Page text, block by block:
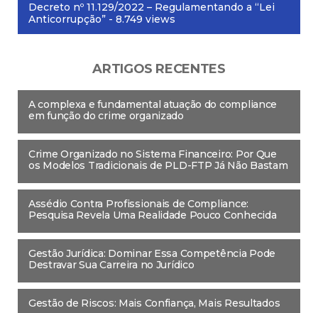
Decreto nº 11.129/2022 – Regulamentando a “Lei
Anticorrupção” - 8.749 views
ARTIGOS RECENTES
A complexa e fundamental atuação do compliance
em função do crime organizado
Crime Organizado no Sistema Financeiro: Por Que
os Modelos Tradicionais de PLD-FTP Já Não Bastam
Assédio Contra Profissionais de Compliance:
Pesquisa Revela Uma Realidade Pouco Conhecida
Gestão Jurídica: Dominar Essa Competência Pode
Destravar Sua Carreira no Jurídico
Gestão de Riscos: Mais Confiança, Mais Resultados